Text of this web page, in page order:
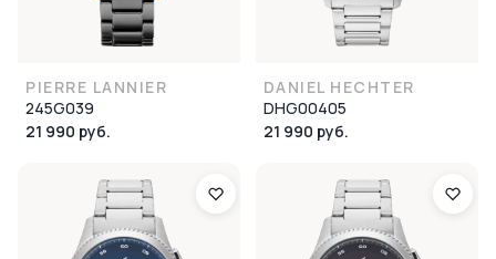
PIERRE LANNIER
245G039
21 990 руб.
DANIEL HECHTER
DHG00405
21 990 руб.